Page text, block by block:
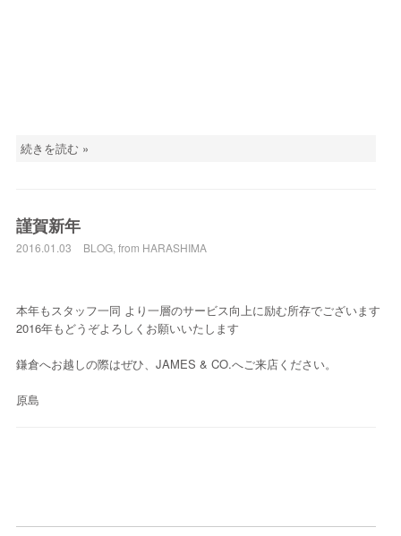
続きを読む »
謹賀新年
2016.01.03 BLOG, from HARASHIMA
本年もスタッフ一同 より一層のサービス向上に励む所存でございます
2016年もどうぞよろしくお願いいたします
鎌倉へお越しの際はぜひ、JAMES & CO.へご来店ください。
原島